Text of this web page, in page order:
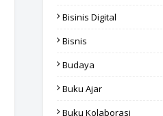
Bisinis Digital
Bisnis
Budaya
Buku Ajar
Buku Kolaborasi